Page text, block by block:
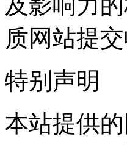
质网站提交
特别声明
本站提供